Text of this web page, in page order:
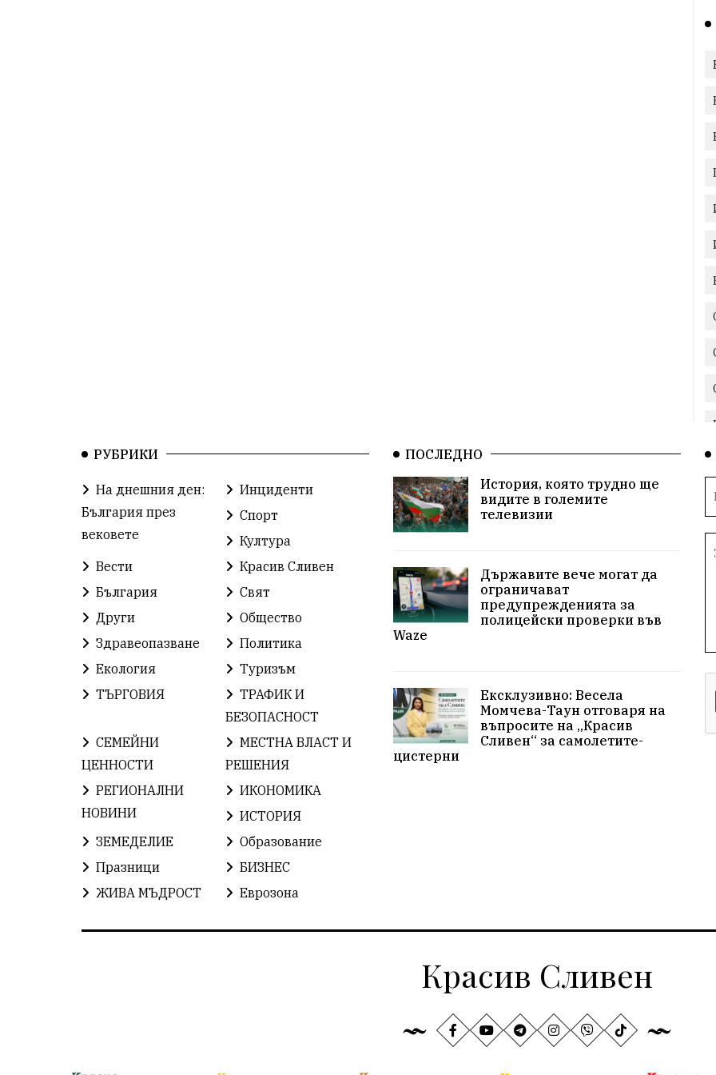
РУБРИКИ
На днешния ден:
България през
вековете
Инциденти
Спорт
Култура
Вести
Красив Сливен
България
Свят
Други
Общество
Здравеопазване
Политика
Екология
Туризъм
ТЪРГОВИЯ
ТРАФИК И
БЕЗОПАСНОСТ
СЕМЕЙНИ
ЦЕННОСТИ
МЕСТНА ВЛАСТ И
РЕШЕНИЯ
РЕГИОНАЛНИ
НОВИНИ
ИКОНОМИКА
ИСТОРИЯ
ЗЕМЕДЕЛИЕ
Образование
Празници
БИЗНЕС
ЖИВА МЪДРОСТ
Еврозона
ПОСЛЕДНО
История, която трудно ще
видите в големите
телевизии
Държавите вече могат да
ограничават
предупрежденията за
полицейски проверки във
Waze
Ексклузивно: Весела
Момчева-Таун отговаря на
въпросите на „Красив
Сливен“ за самолетите-
цистерни
Красив Сливен